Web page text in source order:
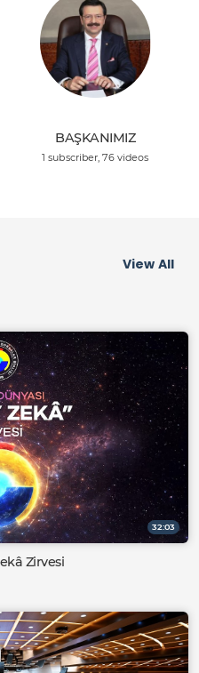
BAŞKANIMIZ
1 subscriber , 76 videos
View All
32:03
Zirvesi